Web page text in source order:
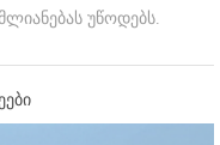
უწოდებს.